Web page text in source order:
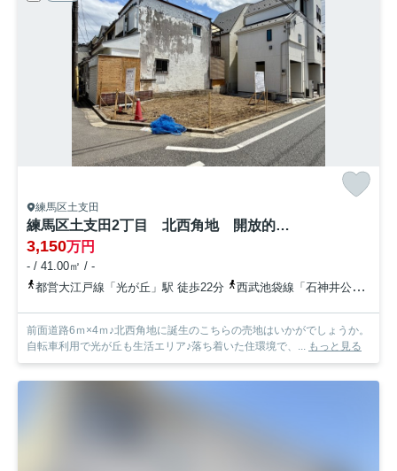
練馬区土支田
練馬区土支田2丁目 北西角地 開放的な限定1区画
3,150万円
- / 41.00㎡ / -
都営大江戸線「光が丘」駅 徒歩22分
西武池袋線「石神井公園」駅 バス10分 西武バス「三軒寺」 停歩8分
前面道路6ｍ×4ｍ♪北西角地に誕生のこちらの売地はいかがでしょうか。
自転車利用で光が丘も生活エリア♪落ち着いた住環境で、... もっと見る